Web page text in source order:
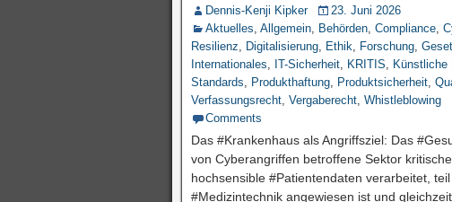
Dennis-Kenji Kipker
23. Juni 2026
Aktuelles, Allgemein, Behörden, Compliance,
Resilienz, Digitalisierung, Ethik, Forschung,
Internationales, IT-Sicherheit, KRITIS, Künstliche
Standards, Produkthaftung, Produktsicherheit,
Verfassungsrecht, Vergaberecht, Whistleblowing
Comments
Das #Krankenhaus als Angriffsziel: Das
von Cyberangriffen betroffene Sektor
hochsensible #Patientendaten verarbeitet,
#Medizintechnik angewiesen ist und